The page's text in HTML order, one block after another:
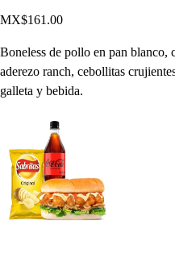
MX$161.00
Boneless de pollo en pan blanco,
aderezo ranch, cebollitas
galleta y bebida.